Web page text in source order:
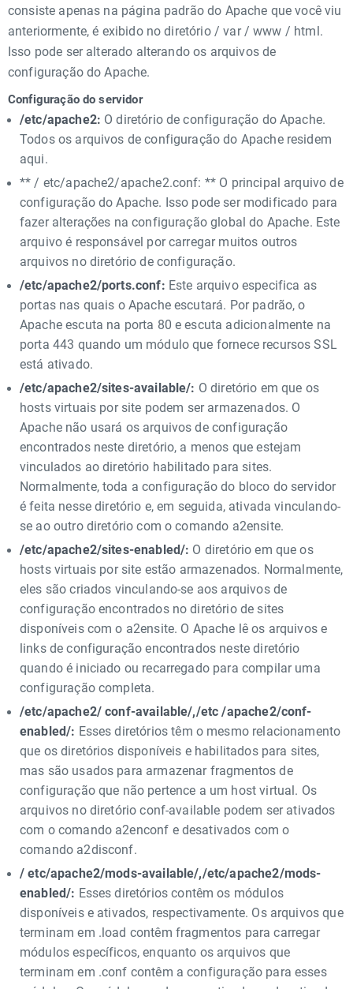
consiste apenas na página padrão do Apache que você viu
anteriormente, é exibido no diretório / var / www / html.
Isso pode ser alterado alterando os arquivos de
configuração do Apache.
Configuração do servidor
/etc/apache2: O diretório de configuração do Apache.
Todos os arquivos de configuração do Apache residem
aqui.
** / etc/apache2/apache2.conf: ** O principal arquivo de
configuração do Apache. Isso pode ser modificado para
fazer alterações na configuração global do Apache. Este
arquivo é responsável por carregar muitos outros
arquivos no diretório de configuração.
/etc/apache2/ports.conf: Este arquivo especifica as
portas nas quais o Apache escutará. Por padrão, o
Apache escuta na porta 80 e escuta adicionalmente na
porta 443 quando um módulo que fornece recursos SSL
está ativado.
/etc/apache2/sites-available/: O diretório em que os
hosts virtuais por site podem ser armazenados. O
Apache não usará os arquivos de configuração
encontrados neste diretório, a menos que estejam
vinculados ao diretório habilitado para sites.
Normalmente, toda a configuração do bloco do servidor
é feita nesse diretório e, em seguida, ativada vinculando-
se ao outro diretório com o comando a2ensite.
/etc/apache2/sites-enabled/: O diretório em que os
hosts virtuais por site estão armazenados. Normalmente,
eles são criados vinculando-se aos arquivos de
configuração encontrados no diretório de sites
disponíveis com o a2ensite. O Apache lê os arquivos e
links de configuração encontrados neste diretório
quando é iniciado ou recarregado para compilar uma
configuração completa.
/etc/apache2/ conf-available/,/etc /apache2/conf-
enabled/: Esses diretórios têm o mesmo relacionamento
que os diretórios disponíveis e habilitados para sites,
mas são usados ​​para armazenar fragmentos de
configuração que não pertence a um host virtual. Os
arquivos no diretório conf-available podem ser ativados
com o comando a2enconf e desativados com o
comando a2disconf.
/ etc/apache2/mods-available/,/etc/apache2/mods-
enabled/: Esses diretórios contêm os módulos
disponíveis e ativados, respectivamente. Os arquivos que
terminam em .load contêm fragmentos para carregar
módulos específicos, enquanto os arquivos que
terminam em .conf contêm a configuração para esses